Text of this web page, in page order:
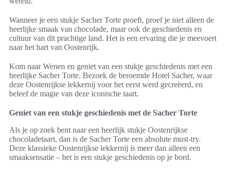
Wanneer je een stukje Sacher Torte proeft, proef je niet alleen de
heerlijke smaak van chocolade, maar ook de geschiedenis en
cultuur van dit prachtige land. Het is een ervaring die je meevoert
naar het hart van Oostenrijk.
Kom naar Wenen en geniet van een stukje geschiedenis met een
heerlijke Sacher Torte. Bezoek de beroemde Hotel Sacher, waar
deze Oostenrijkse lekkernij voor het eerst werd gecreëerd, en
beleef de magie van deze iconische taart.
Geniet van een stukje geschiedenis met de Sacher Torte
Als je op zoek bent naar een heerlijk stukje Oostenrijkse
chocoladetaart, dan is de Sacher Torte een absolute must-try.
Deze klassieke Oostenrijkse lekkernij is meer dan alleen een
smaaksensatie – het is een stukje geschiedenis op je bord.